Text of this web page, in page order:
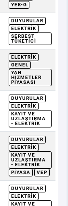
YEK-G
DUYURULAR
ELEKTRIK
SERBEST
TÜKETICI
ELEKTRIK
GENEL
YAN
HIZMETLER
PIYASASI
DUYURULAR
ELEKTRIK
KAYIT VE
UZLAŞTIRMA
- ELEKTRIK
DUYURULAR
ELEKTRIK
KAYIT VE
UZLAŞTIRMA
- ELEKTRIK
PIYASA
VEP
DUYURULAR
ELEKTRIK
KAYIT VE